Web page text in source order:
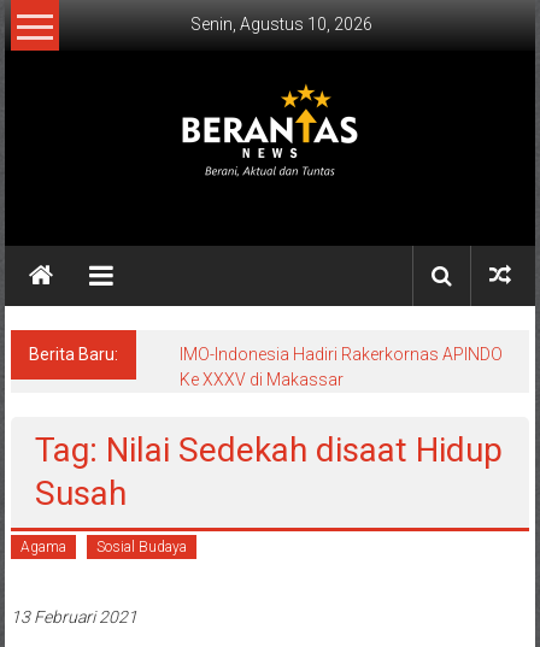
Lompat
ke
Senin, Agustus 10, 2026
NEWS
Aktual
Tuntas.
Berita Baru:
IMO-Indonesia Hadiri Rakerkornas APINDO
Ke XXXV di Makassar
Tag: Nilai Sedekah disaat Hidup
Susah
Agama Sosial Budaya
13 Februari 2021